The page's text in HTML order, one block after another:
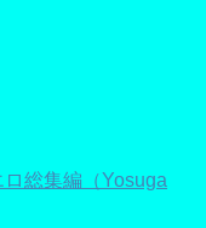
総集編（Yosuga